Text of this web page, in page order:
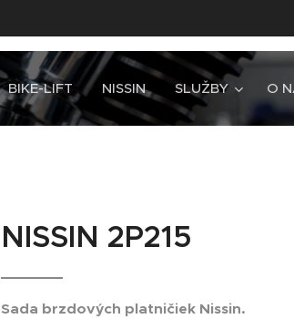
BIKE-LIFT NISSIN SLUŽBY O
NISSIN 2P215
Sada brzdových platničiek Nissin.